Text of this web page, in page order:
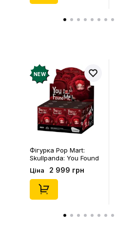
NEW
Фігурка Pop Mart:
Skullpanda: You Found
Me!: Plush Doll Pendant
Series (Blind Box: 1 з
10) (Secret Edition),
(29347)
Ціна 2 999 грн